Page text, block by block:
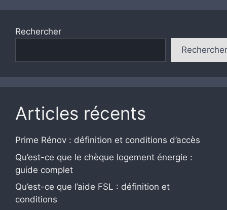
Rechercher
Rechercher
Articles récents
Prime Rénov : définition et conditions d’accès
Qu’est-ce que le chèque logement énergie :
guide complet
Qu’est-ce que l’aide FSL : définition et
conditions